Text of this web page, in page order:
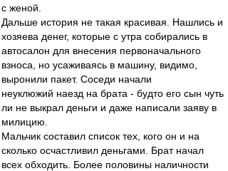
с женой.
Дальше история не такая красивая. Нашлись и
хозяева денег, которые с утра собирались в
автосалон для внесения первоначального
взноса, но усаживаясь в машину, видимо,
выронили пакет. Соседи начали
неуклюжий наезд на брата - будто его сын чуть
ли не выкрал деньги и даже написали заяву в
милицию.
Мальчик составил список тех, кого он и на
сколько осчастливил деньгами. Брат начал
всех обходить. Более половины наличности